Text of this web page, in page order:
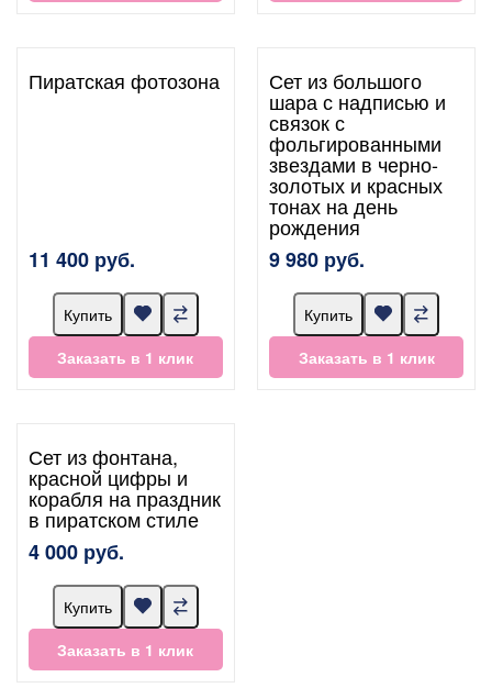
Пиратская фотозона
11 400 руб.
Купить
Заказать в 1 клик
Сет из большого
шара с надписью и
связок с
фольгированными
звездами в черно-
золотых и красных
тонах на день
рождения
9 980 руб.
Купить
Заказать в 1 клик
Сет из фонтана,
красной цифры и
корабля на праздник
в пиратском стиле
4 000 руб.
Купить
Заказать в 1 клик